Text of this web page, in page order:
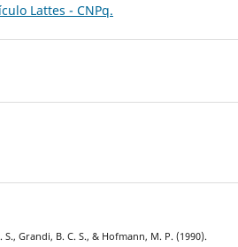
Lattes - CNPq.
S., Grandi, B. C. S., & Hofmann, M. P. (1990).